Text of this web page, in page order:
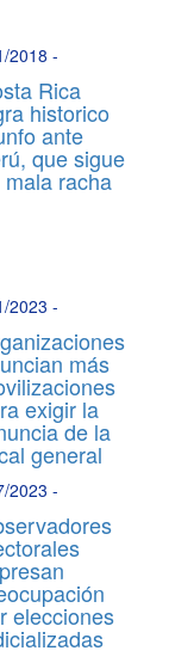
2018 -
Rica
historico
ante
que sigue
mala racha
2023 -
más
exigir la
de la
general
2023 -
elecciones